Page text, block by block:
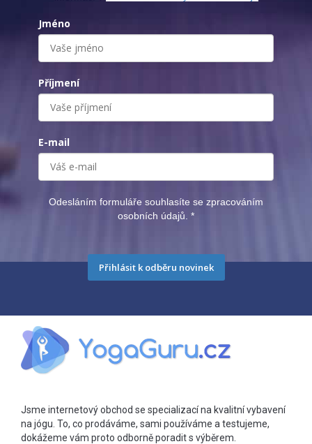
Jméno
Příjmení
E-mail
Odesláním formuláře souhlasíte se zpracováním
osobních údajů. *
Přihlásit k odběru novinek
Jsme internetový obchod se specializací na kvalitní vybavení
na jógu. To, co prodáváme, sami používáme a testujeme,
dokážeme vám proto odborně poradit s výběrem.